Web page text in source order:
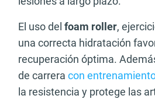
El uso del foam roller,
una correcta hidratación
recuperación óptima.
de carrera con
la resistencia y protege las